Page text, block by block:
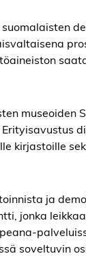
museoiden
kirjastoille
ja
jonka
soveltuvin